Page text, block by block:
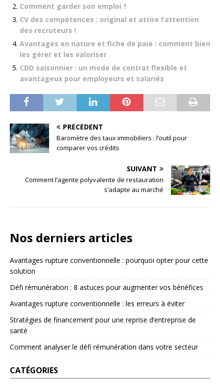
Comment garder son emploi ?
CV des compétences : original et attire l’attention
des recruteurs !
Avantages en nature et fiche de paie : comment bien
les gérer et les valoriser
CDD saisonnier : un mode de contrat flexible et
avantageux pour employeurs et salariés
PRÉCÉDENT
Baromètre des taux immobiliers : l’outil pour
comparer vos crédits
SUIVANT
Comment l’agente polyvalente de restauration
s’adapte au marché
Nos derniers articles
Avantages rupture conventionnelle : pourquoi opter pour cette
solution
Défi rémunération : 8 astuces pour augmenter vos bénéfices
Avantages rupture conventionnelle : les erreurs à éviter
Stratégies de financement pour une reprise d’entreprise de
santé
Comment analyser le défi rémunération dans votre secteur
CATÉGORIES